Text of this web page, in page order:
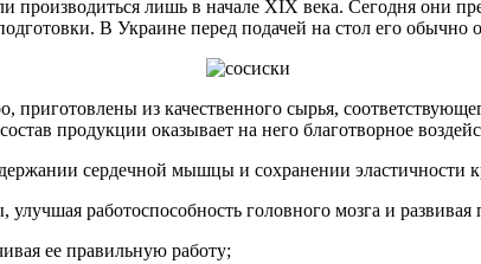
производиться лишь в начале XIX века. Сегодня они
В Украине перед подачей на стол его обычно
приготовлены из качественного сырья,
продукции оказывает на него благотворное
сердечной мышцы и сохранении эластичности
работоспособность головного мозга и развивая
ее правильную работу;